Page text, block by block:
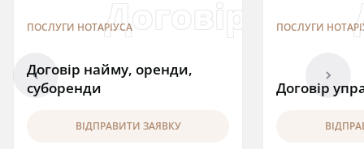
ПОСЛУГИ НОТАРІУСАДоговір
Договір найму, оренди,
суборенди
ВІДПРАВИТИ ЗАЯВКУ
ПОСЛУГИ
Договір
arrowleft arrowright